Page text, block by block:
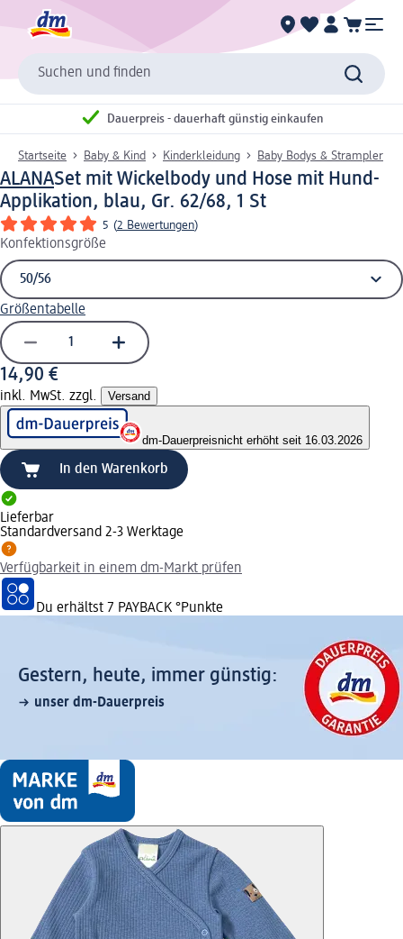
Suchen und finden
Dauerpreis - dauerhaft günstig einkaufen
Startseite Baby & Kind Kinderkleidung Baby Bodys & Strampler
ALANASet mit Wickelbody und Hose mit Hund-
Applikation, blau, Gr. 62/68, 1 St
5 (2 Bewertungen)
Konfektionsgröße
Größentabelle
14,90 €
inkl. MwSt. zzgl. Versand
dm-Dauerpreisnicht erhöht seit 16.03.2026
In den Warenkorb
Lieferbar
Standardversand 2-3 Werktage
Verfügbarkeit in einem dm-Markt prüfen
Du erhältst 7 PAYBACK °Punkte
Gestern, heute, immer günstig:
unser dm-Dauerpreis